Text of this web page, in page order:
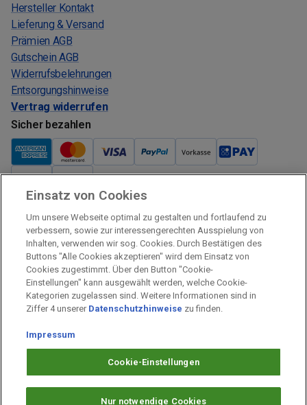
Hersteller Kontakt
Lieferung & Versand
Prämien AGB
Gutschein AGB
Widerrufsbelehrungen
Entsorgungshinweise
Vertrag widerrufen
Sicher bezahlen
Verkauf und Versand
Kostenloser Versand:
Verkauf und Versand durch:
Verkauf Gutscheine durch:
Sicher einkaufen
Prämien Impressum
Prämien Datenschutz
Einsatz von Cookies
Um unsere Webseite optimal zu gestalten und fortlaufend zu
verbessern, sowie zur interessengerechten Ausspielung von
Inhalten, verwenden wir sog. Cookies. Durch Bestätigen des
Buttons "Alle Cookies akzeptieren" wird dem Einsatz von
Cookies zugestimmt. Über den Button "Cookie-
Einstellungen" kann ausgewählt werden, welche Cookie-
Kategorien zugelassen sind. Weitere Informationen sind in
Ziffer 4 unserer Datenschutzhinweise zu finden.
Impressum
Cookie-Einstellungen
Nur notwendige Cookies